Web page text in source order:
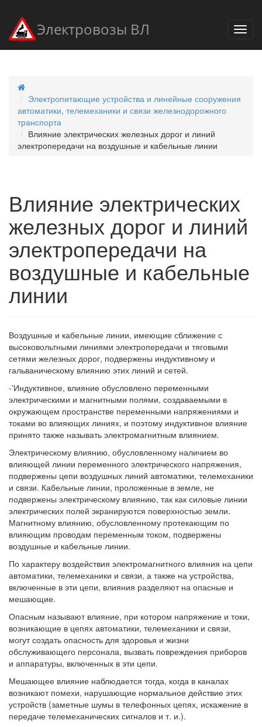
Электровозы ВЛ
Электропитающие устройства и линейные сооружения
автоматики, телемеханики и связи железнодорожного
транспорта
Влияние электрических железных дорог и линий
электропередачи на воздушные и кабельные линии
Влияние электрических
железных дорог и линий
электропередачи на
воздушные и кабельные
линии
Воздушные и кабельные линии, имеющие сближение с
высоковольтными линиями электропередачи и тяговыми
сетями железных дорог, подвержены индуктивному и
гальваническому влиянию этих линий и сетей.
-'Индуктивное, влияние обусловлено переменными
электрическими и магнитными полями, создаваемыми в
окружающем пространстве переменными напряжениями и
токами во влияющих линиях, и поэтому индуктивное влияние
принято также называть электромагнитным влиянием.
Электрическому влиянию, обусловленному наличием во
влияющей линии переменного электрического напряжения,
подвержены цепи воздушных линий автоматики, телемеханики
и связи. Кабельные линии, проложенные в земле, не
подвержены электрическому влиянию, так как силовые линии
электрических полей экранируются поверхностью земли.
Магнитному влиянию, обусловленному протекающим по
влияющим проводам переменным током, подвержены
воздушные и кабельные линии.
По характеру воздействия электромагнитного влияния на цепи
автоматики, телемеханики и связи, а также на устройства,
включенные в эти цепи, влияния разделяют на опасные и
мешающие.
Опасным называют влияние, при котором напряжение и токи,
возникающие в цепях автоматики, телемеханики и связи,
могут создать опасность для здоровья и жизни
обслуживающего персонала, вызвать повреждения приборов
и аппаратуры, включенных в эти цепи.
Мешающее влияние наблюдается тогда, когда в каналах
возникают помехи, нарушающие нормальное действие этих
устройств (заметные шумы в телефонных цепях, искажение в
передаче телемеханических сигналов и т. и.).